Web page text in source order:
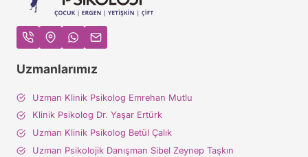
Uzmanlarımız
Uzman Klinik Psikolog Emrehan Mutlu
Klinik Psikolog Dr. Yaşar Ertürk
Uzman Klinik Psikolog Betül Çalık
Uzman Psikolojik Danışman Sibel Zeynep Taşkın